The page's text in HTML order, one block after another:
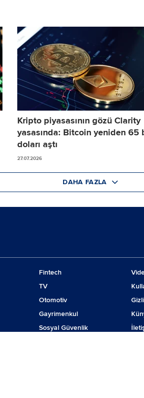
Kripto piyasasının gözü Clarity
yasasında: Bitcoin yeniden 65
doları aştı
27.07.2026
DAHA FAZLA
Fintech
TV
Otomotiv
Gayrimenkul
Sosyal Güvenlik